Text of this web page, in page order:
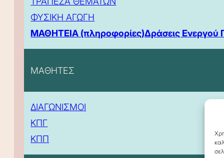
ΦΥΣΙΚΗ ΑΓΩΓΗ
ΜΑΘΗΤΕΙΑ (πληροφορίες)Δράσεις Ενεργού
ΜΑΘΗΤΕΣ
ΔΙΑΓΩΝΙΣΜΟΙ
ΚΠΓ
ΚΠΠ